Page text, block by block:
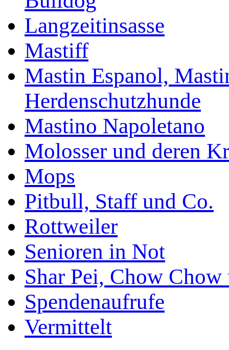
Langzeitinsasse
Mastiff
Mastin Espanol,
Herdenschutzhunde
Mastino Napoletano
Molosser und deren
Mops
Pitbull, Staff und Co.
Rottweiler
Senioren in Not
Shar Pei, Chow
Spendenaufrufe
Vermittelt